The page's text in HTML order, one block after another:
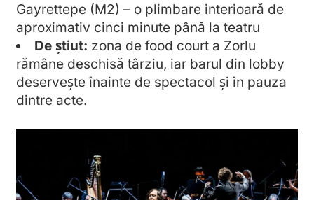
Gayrettepe (M2) – o plimbare interioară de
aproximativ cinci minute până la teatru
De știut: zona de food court a Zorlu
rămâne deschisă târziu, iar barul din lobby
deservește înainte de spectacol și în pauza
dintre acte.